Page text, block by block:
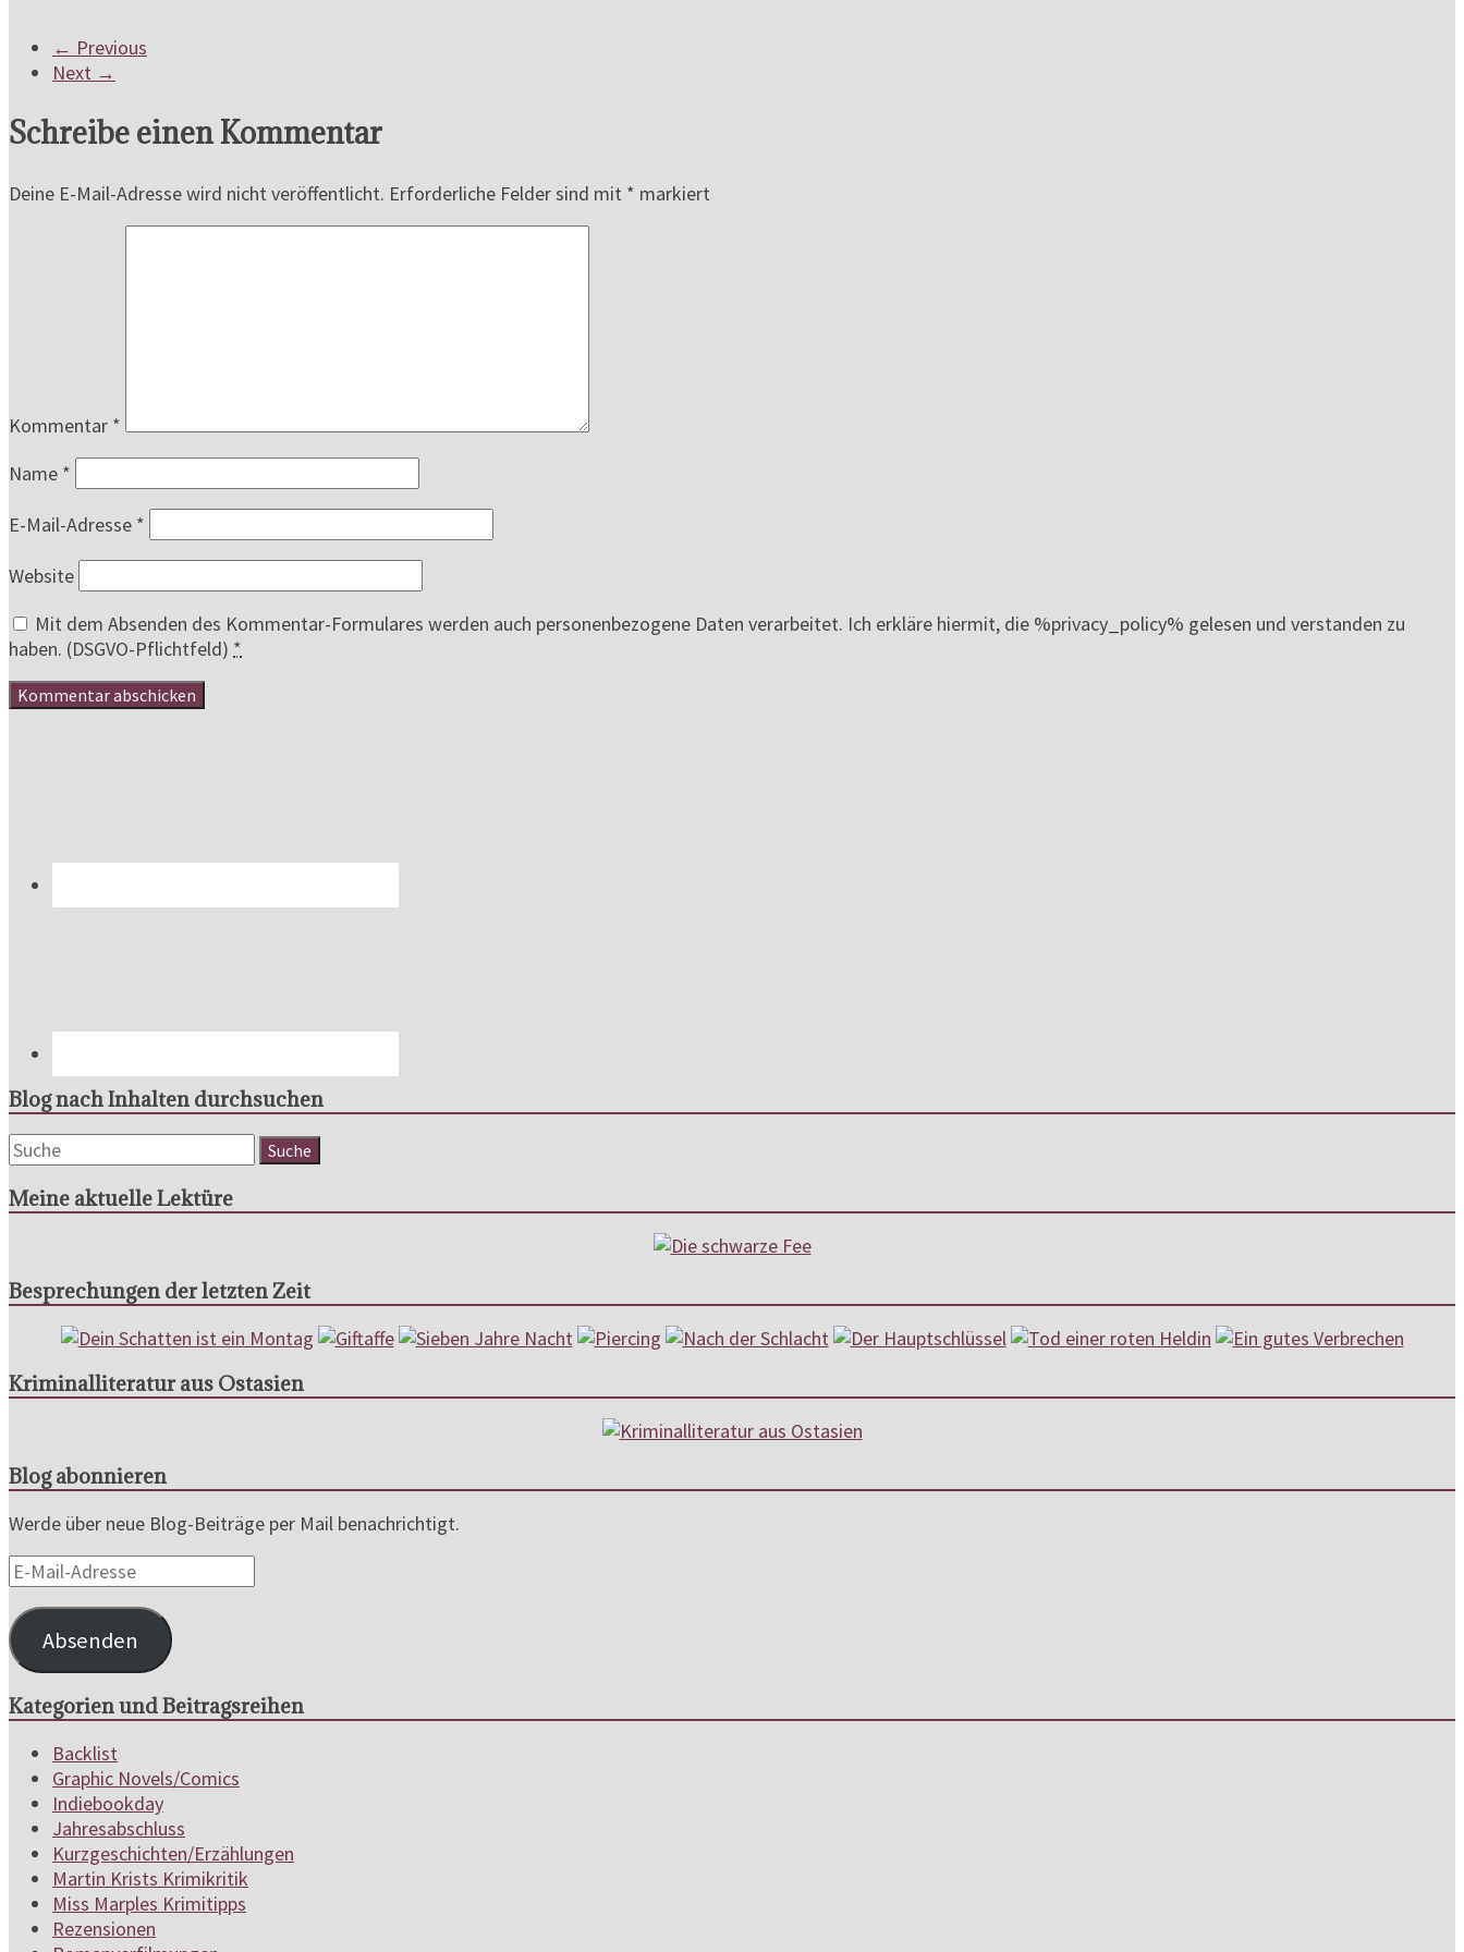
← Previous
Next →
Schreibe einen Kommentar
Deine E-Mail-Adresse wird nicht veröffentlicht. Erforderliche Felder sind mit * markiert
Kommentar *
Name *
E-Mail-Adresse *
Website
Mit dem Absenden des Kommentar-Formulares werden auch personenbezogene Daten verarbeitet. Ich erkläre hiermit, die %privacy_policy% gelesen und verstanden zu
haben. (DSGVO-Pflichtfeld) *
Blog nach Inhalten durchsuchen
Meine aktuelle Lektüre
Besprechungen der letzten Zeit
Kriminalliteratur aus Ostasien
Blog abonnieren
Werde über neue Blog-Beiträge per Mail benachrichtigt.
E-
Mail-
Adresse
Absenden
Kategorien und Beitragsreihen
Backlist
Graphic Novels/Comics
Indiebookday
Jahresabschluss
Kurzgeschichten/Erzählungen
Martin Krists Krimikritik
Miss Marples Krimitipps
Rezensionen